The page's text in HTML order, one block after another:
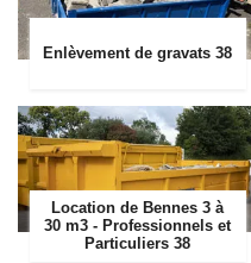
Enlèvement de gravats 38
Location de Bennes 3 à
30 m3 - Professionnels et
Particuliers 38